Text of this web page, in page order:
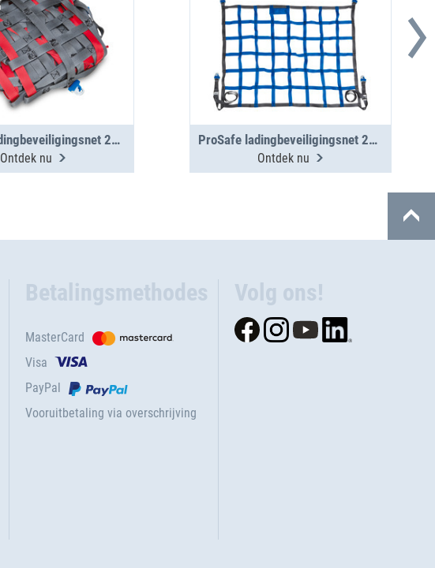
ProSafe ladingbeveiligingsnet 2275x1650
Ontdek nu
ProSafe ladingbeveiligingsnet 200 dan 775 x 900mm
Ontdek nu
Betalingsmethodes
MasterCard
Visa
PayPal
Vooruitbetaling via overschrijving
Volg ons!